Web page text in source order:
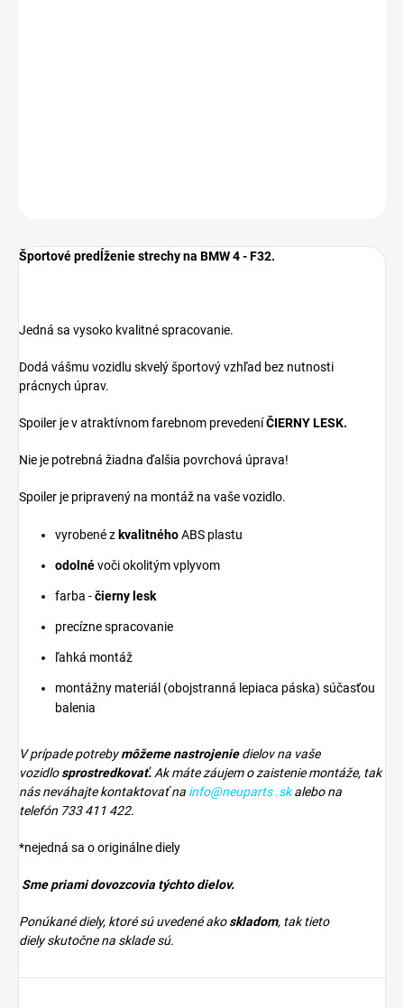
Športové predĺženie strechy na BMW 4 - F32.
Jedná sa vysoko kvalitné spracovanie.
Dodá vášmu vozidlu skvelý športový vzhľad bez nutnosti
prácnych úprav.
Spoiler je v atraktívnom farebnom prevedeníČIERNY LESK.
Nie je potrebná žiadna ďalšia povrchová úprava!
Spoiler je pripravený na montáž na vaše vozidlo.
vyrobené z kvalitnéhoABS plastu
odolnévoči okolitým vplyvom
farba -čierny lesk
precízne spracovanie
ľahká montáž
montážny materiál (obojstranná lepiaca páska) súčasťou
balenia
V prípade potrebymôžeme nastrojeniedielov na vaše
vozidlosprostredkovať.Ak máte záujem o zaistenie montáže, tak
nás neváhajte kontaktovať na info@neuparts .sk alebo na
telefón 733 411 422.
*nejedná sa o originálne diely
Sme priami dovozcovia týchto dielov.
Ponúkané diely, ktoré sú uvedené akoskladom, tak tieto
diely skutočne na sklade sú.